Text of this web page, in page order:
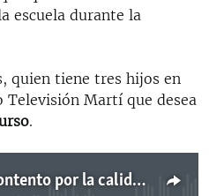
escuela durante la
quien tiene tres hijos en
Televisión Martí que desea
.
Madres expresan descontento por la calidad de la enseñanza